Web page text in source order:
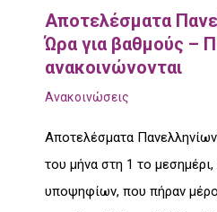
Αποτελέσματα
Ώρα για βαθμούς –
ανακοινώνονται
Ανακοινώσεις
Αποτελέσματα
του μήνα στη 1 το
υποψηφίων, που πήραν